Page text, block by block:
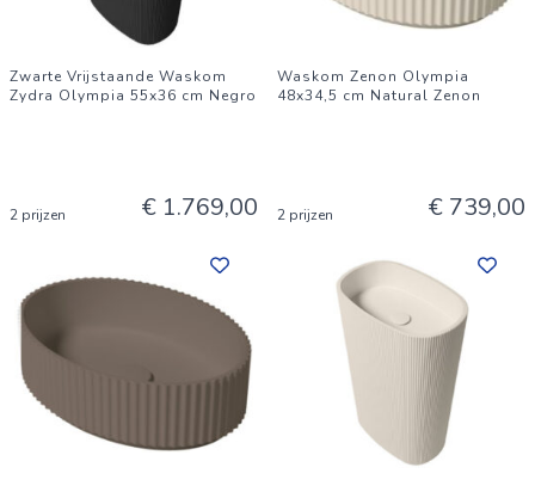
Zwarte Vrijstaande Waskom
Zydra Olympia 55x36 cm Negro
2 prijzen € 1.769,00
Waskom Zenon Olympia
48x34,5 cm Natural Zenon
2 prijzen € 739,00